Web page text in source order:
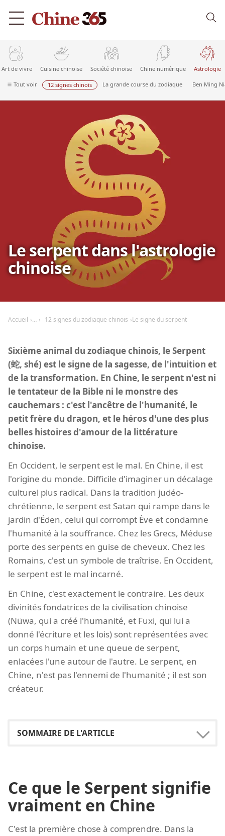
Art de vivre Cuisine chinoise Société chinoise Chine numérique Astrologie
Tout voir 12 signes chinois La grande course du zodiaque Ben Ming
Le serpent dans l'astrologie
chinoise
Accueil 12 signes du zodiaque chinois Le signe du serpent
Sixième animal du zodiaque chinois, le Serpent
(蛇, shé) est le signe de la sagesse, de l'intuition et
de la transformation. En Chine, le serpent n'est ni
le tentateur de la Bible ni le monstre des
cauchemars : c'est l'ancêtre de l'humanité, le
petit frère du dragon, et le héros d'une des plus
belles histoires d'amour de la littérature
chinoise.
En Occident, le serpent est le mal. En Chine, il est
l'origine du monde. Difficile d'imaginer un décalage
culturel plus radical. Dans la tradition judéo-
chrétienne, le serpent est Satan qui rampe dans le
jardin d'Éden, celui qui corrompt Ève et condamne
l'humanité à la souffrance. Chez les Grecs, Méduse
porte des serpents en guise de cheveux. Chez les
Romains, c'est un symbole de traîtrise. En Occident,
le serpent est le mal incarné.
En Chine, c'est exactement le contraire. Les deux
divinités fondatrices de la civilisation chinoise
(Nüwa, qui a créé l'humanité, et Fuxi, qui lui a
donné l'écriture et les lois) sont représentées avec
un corps humain et une queue de serpent,
enlacées l'une autour de l'autre. Le serpent, en
Chine, n'est pas l'ennemi de l'humanité ; il est son
créateur.
Ce que le Serpent signifie
vraiment en Chine
C'est la première chose à comprendre. Dans la